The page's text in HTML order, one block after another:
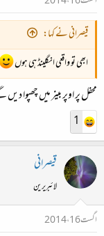
قیصرانی نے کہا:
ابھی تو واقعی انگلینڈ ہی ہوں
محفل پر اوپر بینر میں چھپوا
1
قیصرانی
لائبریرین
اگست 16، 2014